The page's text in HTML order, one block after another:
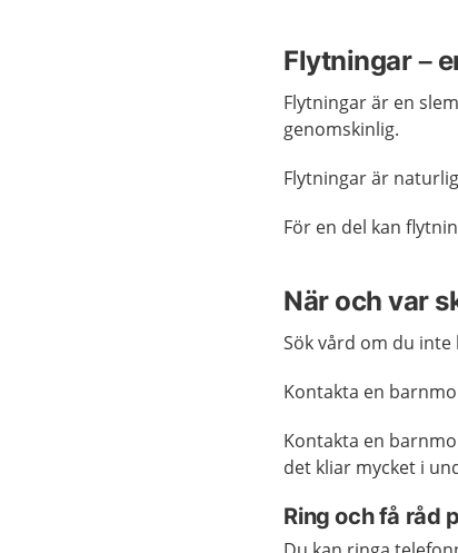
Flytningar –
Flytningar är en
genomskinlig.
Flytningar är
För en del kan
När och var
Sök vård om du
Kontakta en
Kontakta en
det kliar mycket i
Ring och få råd